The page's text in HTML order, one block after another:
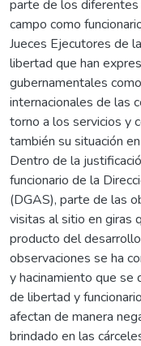
parte de los
campo como
Jueces Ejecutores de
libertad que han
gubernamentales
internacionales de las
torno a los servicios y
también su situación
Dentro de la
funcionario de la
(DGAS), parte de las
visitas al sitio en giras
producto del
observaciones se ha
y hacinamiento que se
de libertad y
afectan de manera
brindado en las